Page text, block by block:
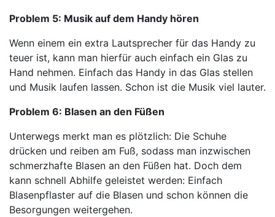
Problem 5: Musik auf dem Handy hören
Wenn einem ein extra Lautsprecher für das Handy zu
teuer ist, kann man hierfür auch einfach ein Glas zu
Hand nehmen. Einfach das Handy in das Glas stellen
und Musik laufen lassen. Schon ist die Musik viel lauter.
Problem 6: Blasen an den Füßen
Unterwegs merkt man es plötzlich: Die Schuhe
drücken und reiben am Fuß, sodass man inzwischen
schmerzhafte Blasen an den Füßen hat. Doch dem
kann schnell Abhilfe geleistet werden: Einfach
Blasenpflaster auf die Blasen und schon können die
Besorgungen weitergehen.